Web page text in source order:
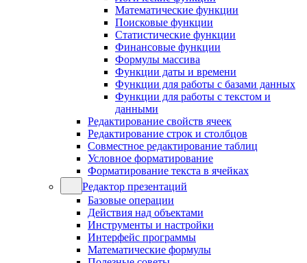
Математические функции
Поисковые функции
Статистические функции
Финансовые функции
Формулы массива
Функции даты и времени
Функции для работы с базами данных
Функции для работы с текстом и
данными
Редактирование свойств ячеек
Редактирование строк и столбцов
Совместное редактирование таблиц
Условное форматирование
Форматирование текста в ячейках
Редактор презентаций
Базовые операции
Действия над объектами
Инструменты и настройки
Интерфейс программы
Математические формулы